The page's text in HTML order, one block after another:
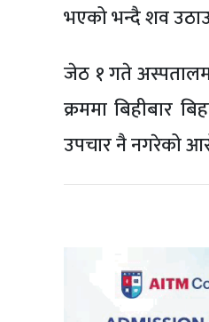
भएको भन्दै शव
जेठ १ गते
क्रममा बिहीबार
उपचार नै नगरेको